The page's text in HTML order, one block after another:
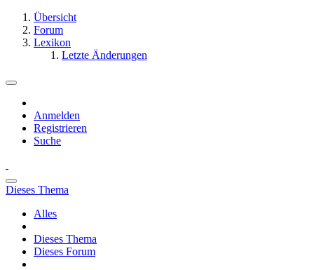
Übersicht
Forum
Lexikon
Letzte Änderungen
Anmelden
Registrieren
Suche
Dieses Thema
Alles
Dieses Thema
Dieses Forum